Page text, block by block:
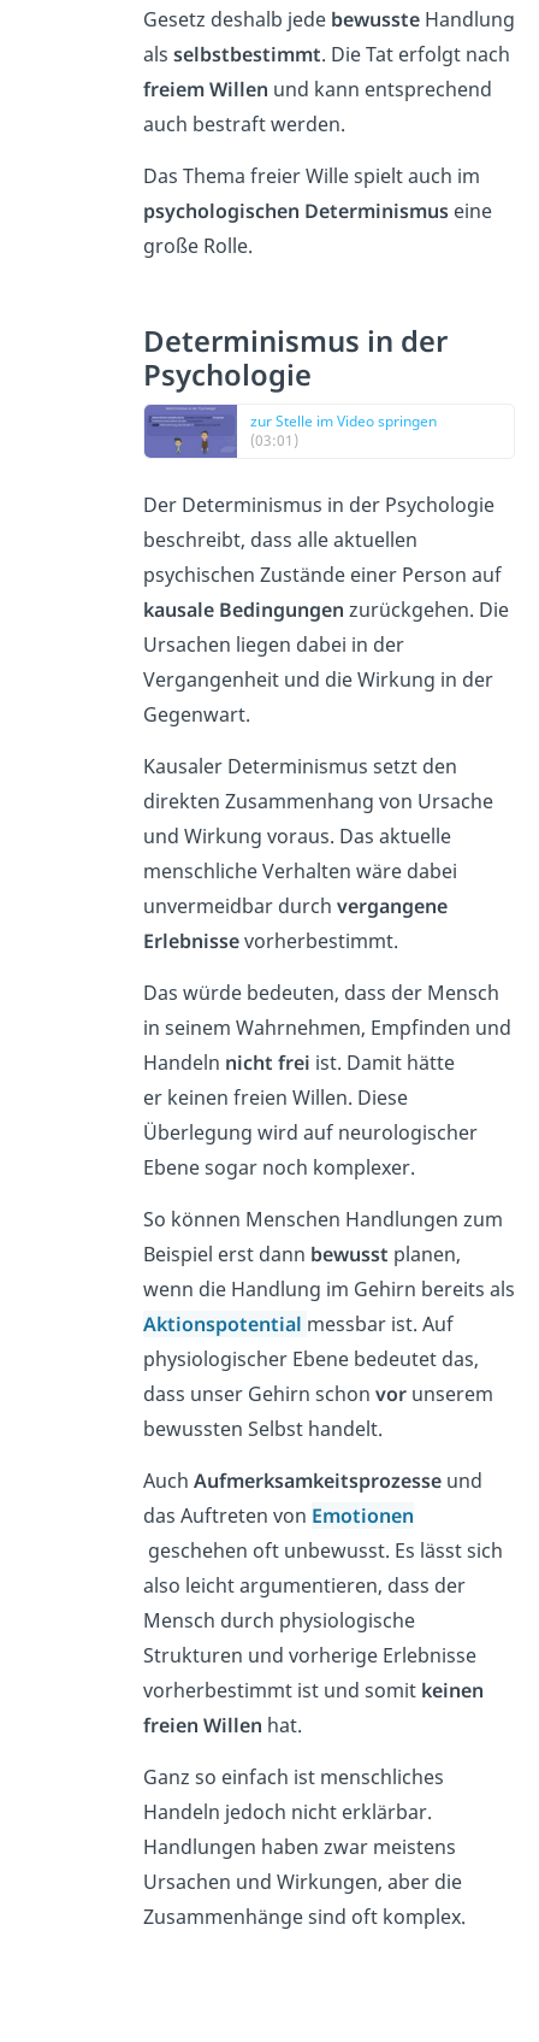
Gesetz deshalb jede bewussteHandlung
als selbstbestimmt. Die Tat erfolgt nach
freiemWillen und kann entsprechend
auch bestraft werden.
Das Thema freier Wille spielt auch im
psychologischen Determinismuseine
große Rolle.
Determinismus in der
Psychologie
zur Stelle im Video springen
(03:01)
Der Determinismus in der Psychologie
beschreibt, dass alle aktuellen
psychischen Zustände einer Person auf
kausale Bedingungen zurückgehen. Die
Ursachen liegen dabei in der
Vergangenheit und die Wirkung in der
Gegenwart.
Kausaler Determinismus setzt den
direkten Zusammenhang von Ursache
und Wirkung voraus. Das aktuelle
menschliche Verhalten wäre dabei
unvermeidbar durch vergangene
Erlebnissevorherbestimmt.
Das würde bedeuten, dass der Mensch
in seinem Wahrnehmen, Empfinden und
Handeln nicht frei ist. Damit hätte
er keinen freien Willen. Diese
Überlegung wird auf neurologischer
Ebene sogar noch komplexer.
So können Menschen Handlungen zum
Beispiel erst dann bewusst planen,
wenn die Handlung im Gehirn bereits als
Aktionspotential messbar ist. Auf
physiologischer Ebene bedeutet das,
dass unser Gehirn schon vorunserem
bewussten Selbst handelt.
Auch Aufmerksamkeitsprozesseund
das Auftreten von Emotionen
geschehen oft unbewusst. Es lässt sich
also leicht argumentieren, dass der
Mensch durch physiologische
Strukturen und vorherige Erlebnisse
vorherbestimmt ist und somit keinen
freien Willen hat.
Ganz so einfach ist menschliches
Handeln jedoch nicht erklärbar.
Handlungen haben zwar meistens
Ursachen und Wirkungen, aber die
Zusammenhänge sind oft komplex.